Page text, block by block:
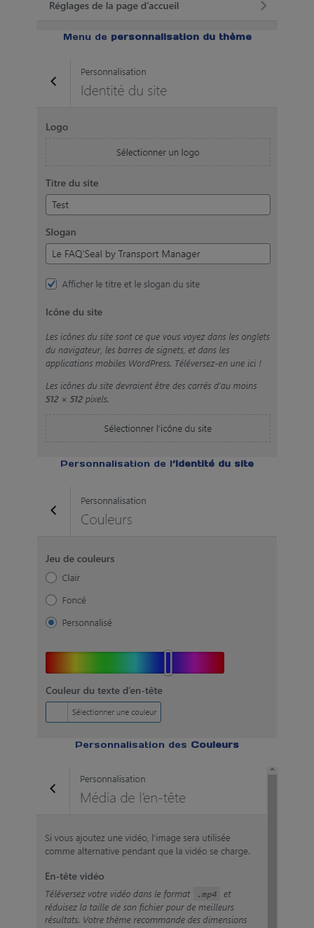
Menu de personnalisation du thème
Personnalisation de l‘Identité du site
Personnalisation des Couleurs